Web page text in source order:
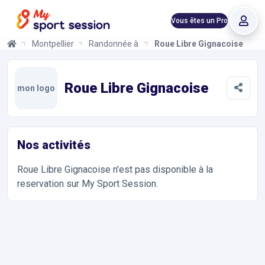
Vous êtes un Pro
Montpellier Randonnée à VéloRoue Libre Gignacoise
mon logo Roue Libre Gignacoise
Nos activités
Roue Libre Gignacoise n'est pas disponible à la
reservation sur My Sport Session.